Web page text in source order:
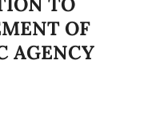
OF
AGENCY